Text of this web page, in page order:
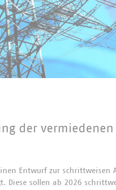
der vermiedenen
Entwurf zur schrittweisen
Diese sollen ab 2026